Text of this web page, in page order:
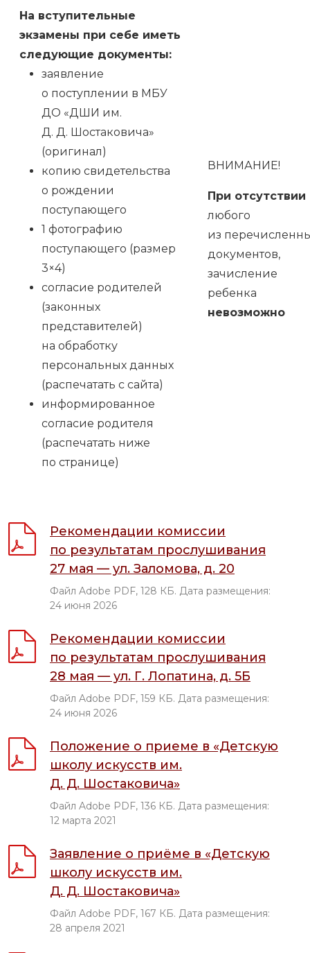
На вступительные
экзамены при себе иметь
следующие документы:
заявление
о поступлении в МБУ
ДО «ДШИ им.
Д. Д. Шостаковича»
(оригинал)
копию свидетельства
о рождении
поступающего
1 фотографию
поступающего (размер
3×4)
согласие родителей
(законных
представителей)
на обработку
персональных данных
(распечатать с сайта)
информированное
согласие родителя
(распечатать ниже
по странице)
ВНИМАНИЕ!
При отсутствии
любого
из
документов,
зачисление
ребенка
невозможно
Рекомендации комиссии
по результатам прослушивания
27 мая — ул. Заломова, д. 20
Файл Adobe PDF, 128 КБ. Дата размещения:
24 июня 2026
Рекомендации комиссии
по результатам прослушивания
28 мая — ул. Г. Лопатина, д. 5Б
Файл Adobe PDF, 159 КБ. Дата размещения:
24 июня 2026
Положение о приеме в «Детскую
школу искусств им.
Д. Д. Шостаковича»
Файл Adobe PDF, 136 КБ. Дата размещения:
12 марта 2021
Заявление о приёме в «Детскую
школу искусств им.
Д. Д. Шостаковича»
Файл Adobe PDF, 167 КБ. Дата размещения:
28 апреля 2021